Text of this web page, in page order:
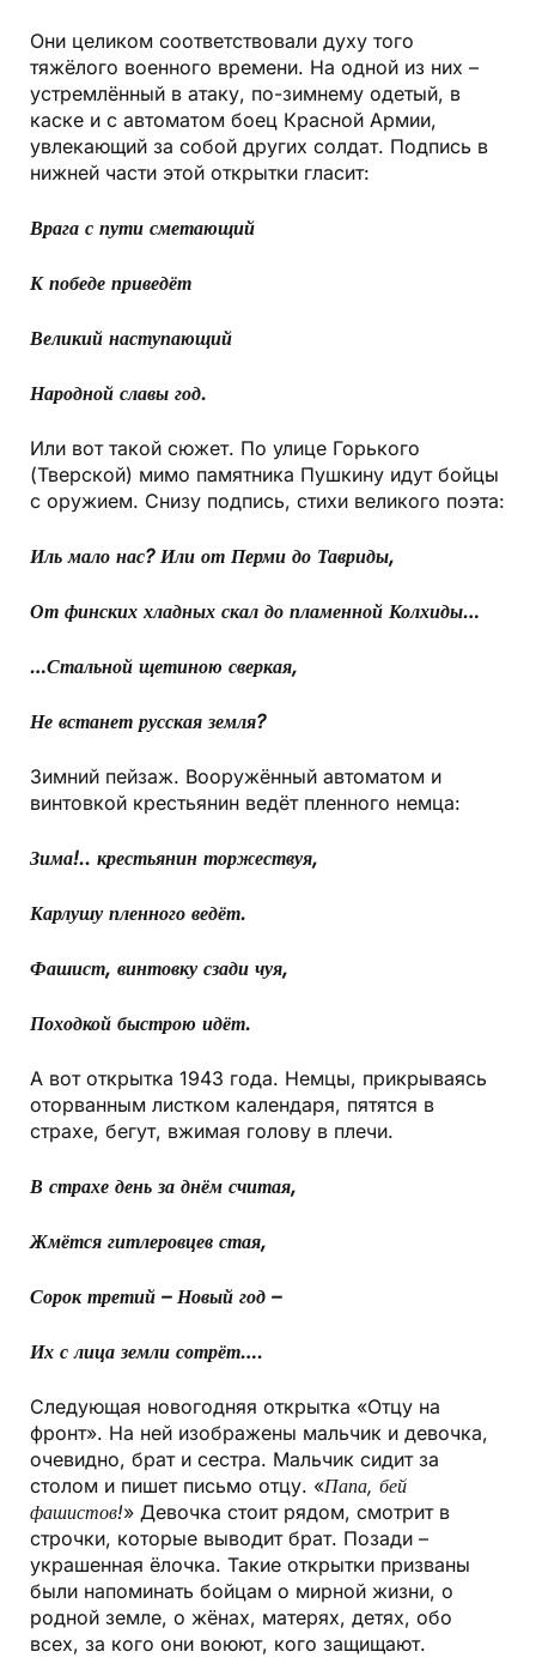
Они целиком соответствовали духу того
тяжёлого военного времени. На одной из них –
устремлённый в атаку, по-зимнему одетый, в
каске и с автоматом боец Красной Армии,
увлекающий за собой других солдат. Подпись в
нижней части этой открытки гласит:
Врага с пути сметающий
К победе приведёт
Великий наступающий
Народной славы год.
Или вот такой сюжет. По улице Горького
(Тверской) мимо памятника Пушкину идут бойцы
с оружием. Снизу подпись, стихи великого поэта:
Иль мало нас? Или от Перми до Тавриды,
От финских хладных скал до пламенной Колхиды…
…Стальной щетиною сверкая,
Не встанет русская земля?
Зимний пейзаж. Вооружённый автоматом и
винтовкой крестьянин ведёт пленного немца:
Зима!.. крестьянин торжествуя,
Карлушу пленного ведёт.
Фашист, винтовку сзади чуя,
Походкой быстрою идёт.
А вот открытка 1943 года. Немцы, прикрываясь
оторванным листком календаря, пятятся в
страхе, бегут, вжимая голову в плечи.
В страхе день за днём считая,
Жмётся гитлеровцев стая,
Сорок третий – Новый год –
Их с лица земли сотрёт….
Следующая новогодняя открытка «Отцу на
фронт». На ней изображены мальчик и девочка,
очевидно, брат и сестра. Мальчик сидит за
столом и пишет письмо отцу. «Папа, бей
фашистов!» Девочка стоит рядом, смотрит в
строчки, которые выводит брат. Позади –
украшенная ёлочка. Такие открытки призваны
были напоминать бойцам о мирной жизни, о
родной земле, о жёнах, матерях, детях, обо
всех, за кого они воюют, кого защищают.